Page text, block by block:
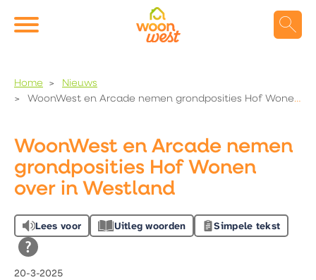
Naar de homepage
Ga naar Hoofd
Home
Nieuws
WoonWest en Arcade nemen grondposities Hof Wonen over in Westland
WoonWest en Arcade nemen
grondposities Hof Wonen
over in Westland
Lees voor Uitleg woorden Simpele tekst
20-3-2025